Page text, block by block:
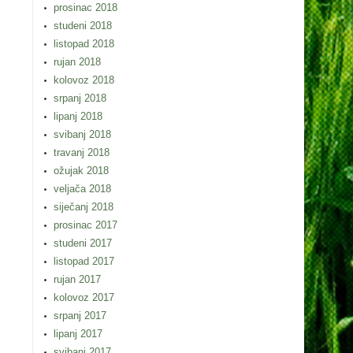
prosinac 2018
studeni 2018
listopad 2018
rujan 2018
kolovoz 2018
srpanj 2018
lipanj 2018
svibanj 2018
travanj 2018
ožujak 2018
veljača 2018
siječanj 2018
prosinac 2017
studeni 2017
listopad 2017
rujan 2017
kolovoz 2017
srpanj 2017
lipanj 2017